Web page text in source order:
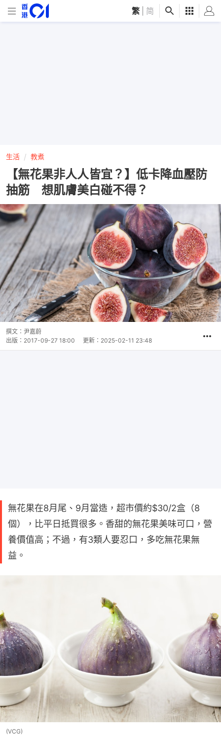
繁 简
生活 教煮
【無花果非人人皆宜？】低卡降血壓防
抽筋 想肌膚美白碰不得？
撰文： 尹嘉蔚
出版： 2017-09-27 18:00 更新： 2025-02-11 23:48
無花果在8月尾、9月當造，超市價約$30/2盒（8
個），比平日抵買很多。香甜的無花果美味可口，營
養價值高；不過，有3類人要忍口，多吃無花果無
益。
(VCG)